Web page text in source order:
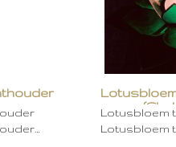
groen
Lotusbloem
Lotusbloem